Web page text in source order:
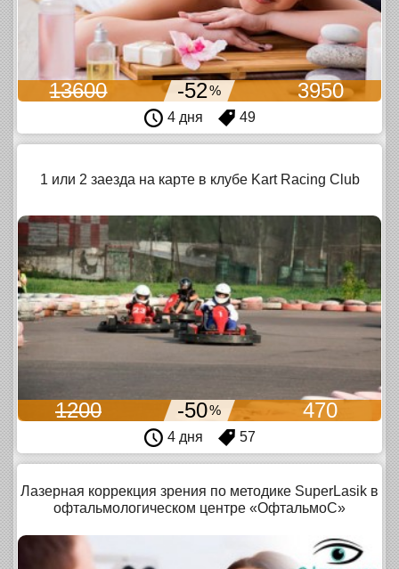
13600 -52% 3950
4 дня 49
1 или 2 заезда на карте в клубе Kart Racing Club
1200 -50% 470
4 дня 57
Лазерная коррекция зрения по методике SuperLasik в
офтальмологическом центре «ОфтальмоС»